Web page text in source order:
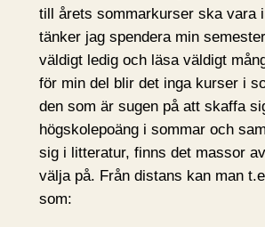
till årets sommarkurser ska vara
tänker jag spendera min
väldigt ledig och läsa väldigt
för min del blir det inga kurser i
den som är sugen på att skaffa
högskolepoäng i sommar och
sig i litteratur, finns det massor
välja på. Från distans kan man
som: